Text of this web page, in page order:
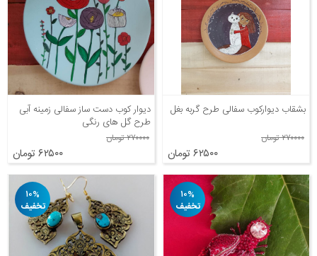
بشقاب دیوارکوب سفالی طرح گربه بغل
۲۷۰۰۰۰ تومان
۶۲۵۰۰ تومان
دیوار کوب دست ساز سفالی زمینه آبی
طرح گل های رنگی
۲۷۰۰۰۰ تومان
۶۲۵۰۰ تومان
۱۰%
تخفیف
۱۰%
تخفیف